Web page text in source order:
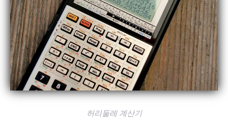
허리둘레 계산기